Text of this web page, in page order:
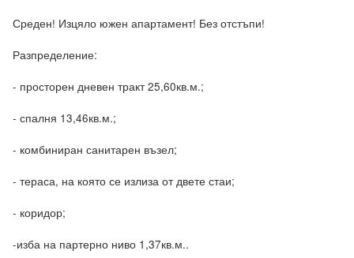
Среден! Изцяло южен апартамент! Без отстъпи!
Разпределение:
- просторен дневен тракт 25,60кв.м.;
- спалня 13,46кв.м.;
- комбиниран санитарен възел;
- тераса, на която се излиза от двете стаи;
- коридор;
-изба на партерно ниво 1,37кв.м..